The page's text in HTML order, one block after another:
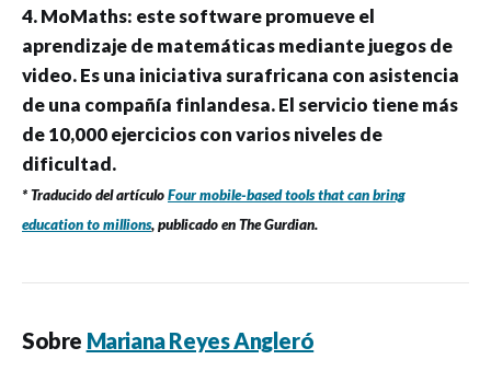
4. MoMaths: este software promueve el
aprendizaje de matemáticas mediante juegos de
video. Es una iniciativa surafricana con asistencia
de una compañía finlandesa. El servicio tiene más
de 10,000 ejercicios con varios niveles de
dificultad.
* Traducido del artículoFour mobile-based tools that can bring
education to millions, publicado en The Gurdian.
Sobre Mariana Reyes Angleró